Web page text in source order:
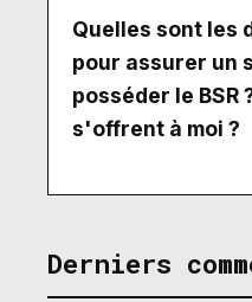
Quelles sont les
pour assurer un
posséder le BSR
s'offrent à moi ?
Derniers